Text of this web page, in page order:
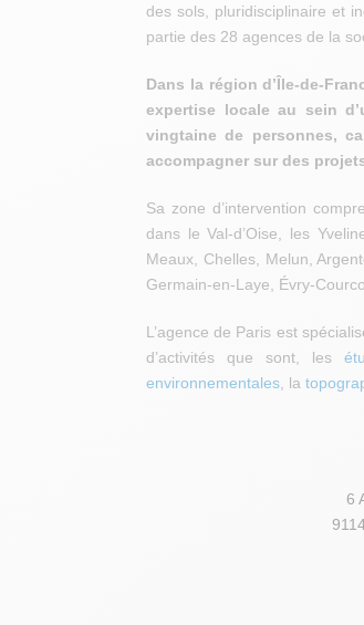
des sols, pluridisciplinaire et
partie des 28 agences de la
Dans la région d’Île-de-
expertise locale au sein
vingtaine de personnes,
accompagner sur des
Sa zone d’intervention
dans le Val-d’Oise, les
Meaux, Chelles, Melun,
Germain-en-Laye, Évry-
L’agence de Paris est
d’activités que sont, les
environnementales , la
6